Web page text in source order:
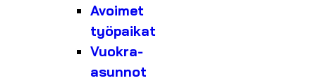
Avoimet
työpaikat
Vuokra-
asunnot